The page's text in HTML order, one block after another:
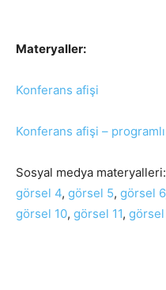
Materyaller:
Konferans afişi
Konferans afişi – programlı
Sosyal medya materyalleri:
görsel 4, görsel 5, görsel 6
görsel 10, görsel 11, görsel